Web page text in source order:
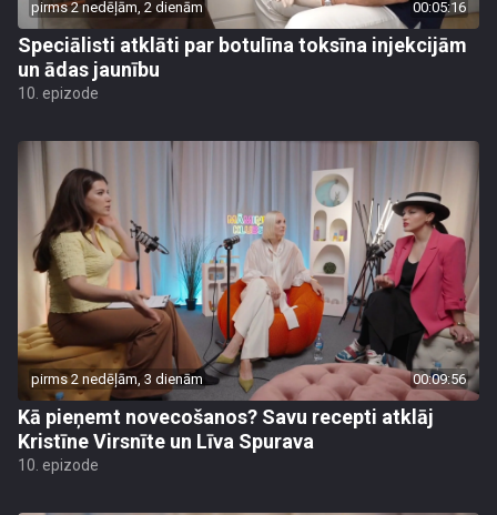
pirms 2 nedēļām, 2 dienām 00:05:16
Speciālisti atklāti par botulīna toksīna injekcijām
un ādas jaunību
10. epizode
pirms 2 nedēļām, 3 dienām 00:09:56
Kā pieņemt novecošanos? Savu recepti atklāj
Kristīne Virsnīte un Līva Spurava
10. epizode